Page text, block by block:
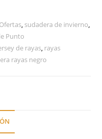
Ofertas, sudadera de invierno,
Punto
de rayas, rayas
rayas negro